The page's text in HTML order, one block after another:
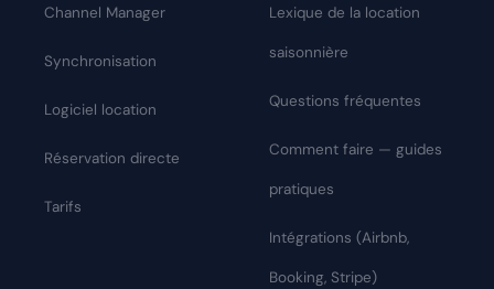
Channel Manager
Synchronisation
Logiciel location
Réservation directe
Tarifs
Lexique de la location
saisonnière
Questions fréquentes
Comment faire — guides
pratiques
Intégrations (Airbnb,
Booking, Stripe)